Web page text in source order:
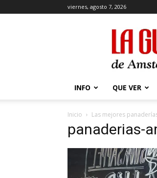
viernes, agosto 7, 2026
La
INFO QUE VER
Inicio Las mejores
panaderias-